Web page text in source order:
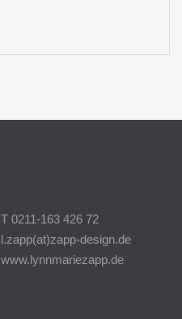
T 0211-163 426 72
l.zapp(at)zapp-design.de
www.lynnmariezapp.de